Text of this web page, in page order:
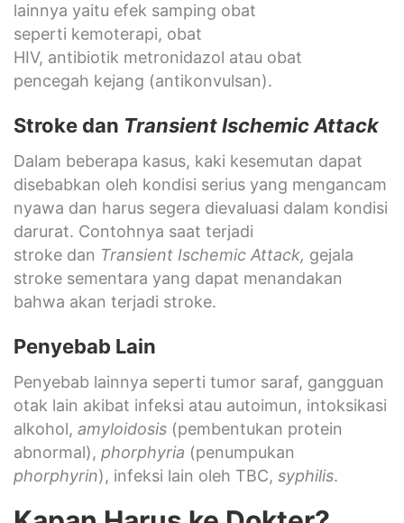
lainnya yaitu efek samping obat
seperti kemoterapi, obat
HIV, antibiotik metronidazol atau obat
pencegah kejang (antikonvulsan).
Stroke dan Transient Ischemic Attack
Dalam beberapa kasus, kaki kesemutan dapat
disebabkan oleh kondisi serius yang mengancam
nyawa dan harus segera dievaluasi dalam kondisi
darurat. Contohnya saat terjadi
stroke dan Transient Ischemic Attack, gejala
stroke sementara yang dapat menandakan
bahwa akan terjadi stroke.
Penyebab Lain
Penyebab lainnya seperti tumor saraf, gangguan
otak lain akibat infeksi atau autoimun, intoksikasi
alkohol, amyloidosis (pembentukan protein
abnormal), phorphyria (penumpukan
phorphyrin), infeksi lain oleh TBC, syphilis.